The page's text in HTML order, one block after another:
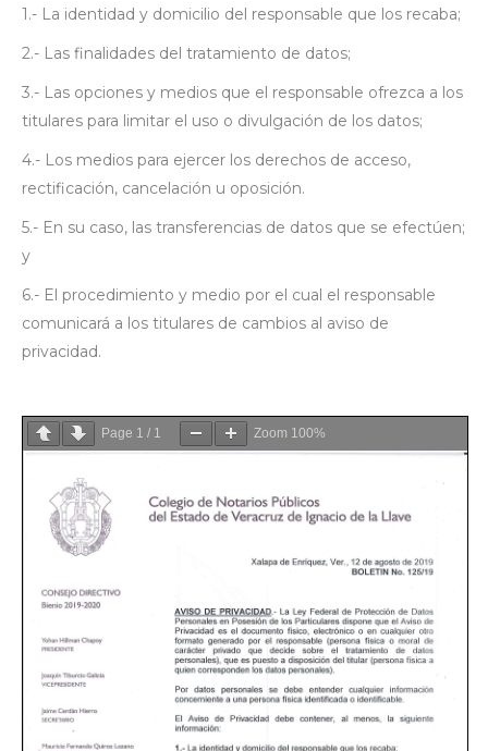
1.- La identidad y domicilio del responsable que los recaba;
2.- Las finalidades del tratamiento de datos;
3.- Las opciones y medios que el responsable ofrezca a los
titulares para limitar el uso o divulgación de los datos;
4.- Los medios para ejercer los derechos de acceso,
rectificación, cancelación u oposición.
5.- En su caso, las transferencias de datos que se efectúen;
y
6.- El procedimiento y medio por el cual el responsable
comunicará a los titulares de cambios al aviso de
privacidad.
Page 1 / 1 Zoom 100%